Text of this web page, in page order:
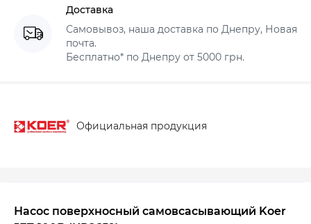
Доставка
Самовывоз, наша доставка по Днепру, Новая
почта.
Бесплатно* по Днепру от 5000 грн.
Официальная продукция
Насос поверхносный самовсасывающий Koer